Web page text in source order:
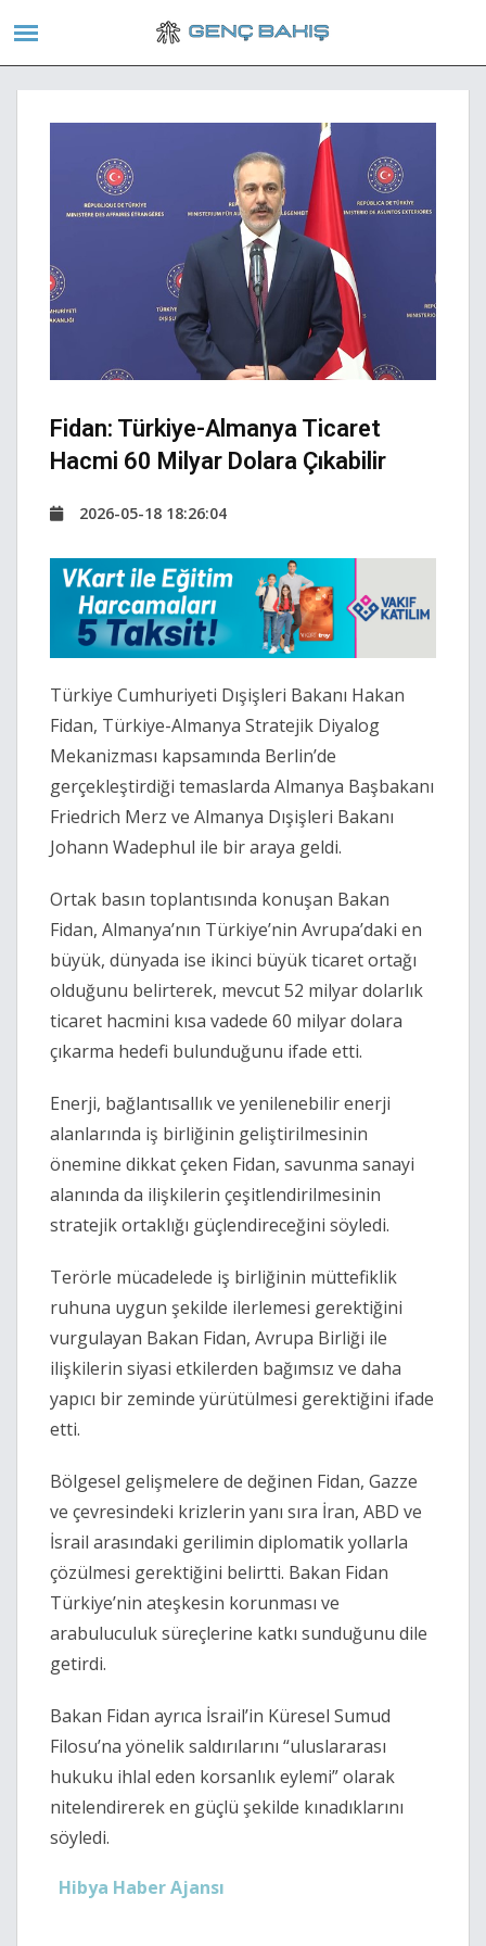
Fidan: Türkiye-Almanya Ticaret
Hacmi 60 Milyar Dolara Çıkabilir
2026-05-18 18:26:04
Türkiye Cumhuriyeti Dışişleri Bakanı Hakan
Fidan, Türkiye-Almanya Stratejik Diyalog
Mekanizması kapsamında Berlin’de
gerçekleştirdiği temaslarda Almanya Başbakanı
Friedrich Merz ve Almanya Dışişleri Bakanı
Johann Wadephul ile bir araya geldi.
Ortak basın toplantısında konuşan Bakan
Fidan, Almanya’nın Türkiye’nin Avrupa’daki en
büyük, dünyada ise ikinci büyük ticaret ortağı
olduğunu belirterek, mevcut 52 milyar dolarlık
ticaret hacmini kısa vadede 60 milyar dolara
çıkarma hedefi bulunduğunu ifade etti.
Enerji, bağlantısallık ve yenilenebilir enerji
alanlarında iş birliğinin geliştirilmesinin
önemine dikkat çeken Fidan, savunma sanayi
alanında da ilişkilerin çeşitlendirilmesinin
stratejik ortaklığı güçlendireceğini söyledi.
Terörle mücadelede iş birliğinin müttefiklik
ruhuna uygun şekilde ilerlemesi gerektiğini
vurgulayan Bakan Fidan, Avrupa Birliği ile
ilişkilerin siyasi etkilerden bağımsız ve daha
yapıcı bir zeminde yürütülmesi gerektiğini ifade
etti.
Bölgesel gelişmelere de değinen Fidan, Gazze
ve çevresindeki krizlerin yanı sıra İran, ABD ve
İsrail arasındaki gerilimin diplomatik yollarla
çözülmesi gerektiğini belirtti. Bakan Fidan
Türkiye’nin ateşkesin korunması ve
arabuluculuk süreçlerine katkı sunduğunu dile
getirdi.
Bakan Fidan ayrıca İsrail’in Küresel Sumud
Filosu’na yönelik saldırılarını “uluslararası
hukuku ihlal eden korsanlık eylemi” olarak
nitelendirerek en güçlü şekilde kınadıklarını
söyledi.
Hibya Haber Ajansı